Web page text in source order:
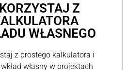
Z
WŁASNEGO
z prostego kalkulatora i
własny w projektach